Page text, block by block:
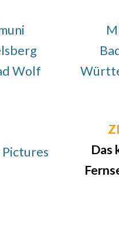
uni
Wolf
Pictures
Das